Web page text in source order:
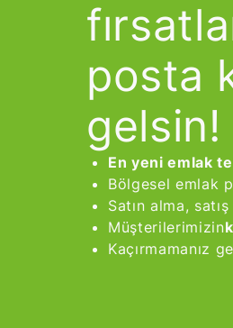
posta
gelsin!
En yeni emlak
Bölgesel emlak
Satın alma,
Müşterilerimizin
Kaçırmamanız